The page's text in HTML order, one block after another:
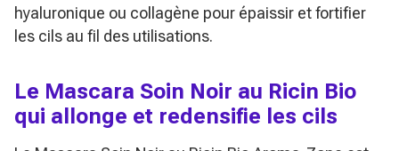
hyaluronique ou collagène pour épaissir et fortifier
les cils au fil des utilisations.
Le Mascara Soin Noir au Ricin Bio
qui allonge et redensifie les cils